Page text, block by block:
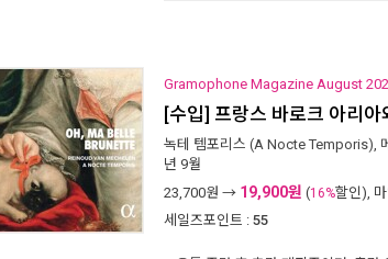
Gramophone Magazine August
[수입] 프랑스 바로크 아리아
녹테 템포리스 (A Nocte Temporis),
년 9월
23,700원 → 19,900원 (16%할인), 마
세일즈포인트 : 55